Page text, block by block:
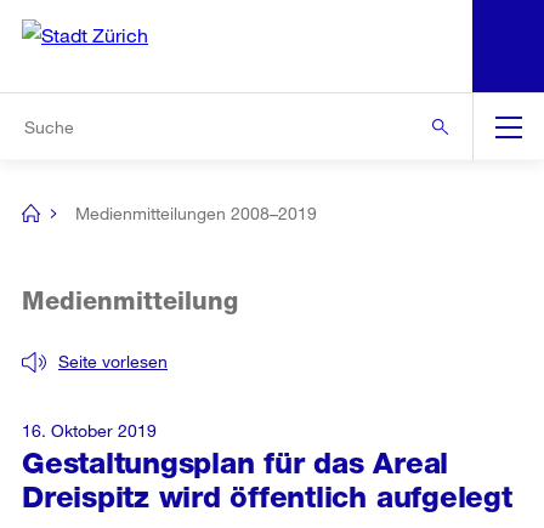
Navigation
[no
Medienmitteilungen 2008–2019
Gestaltungsplan für das Areal
Dreispitz wird öffentlich aufgelegt
Seite vorlesen
Medienmitteilung
16. Oktober 2019